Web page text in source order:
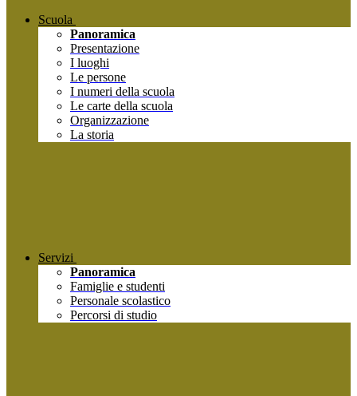
Scuola
Panoramica
Presentazione
I luoghi
Le persone
I numeri della scuola
Le carte della scuola
Organizzazione
La storia
Servizi
Panoramica
Famiglie e studenti
Personale scolastico
Percorsi di studio